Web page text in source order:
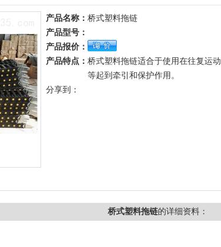
产品名称： 桥式塑料拖链
产品型号：
产品报价：
产品特点： 桥式塑料拖链适合于使用在往复运
等起到牵引和保护作用。
分享到：
桥式塑料拖链的详细资料：